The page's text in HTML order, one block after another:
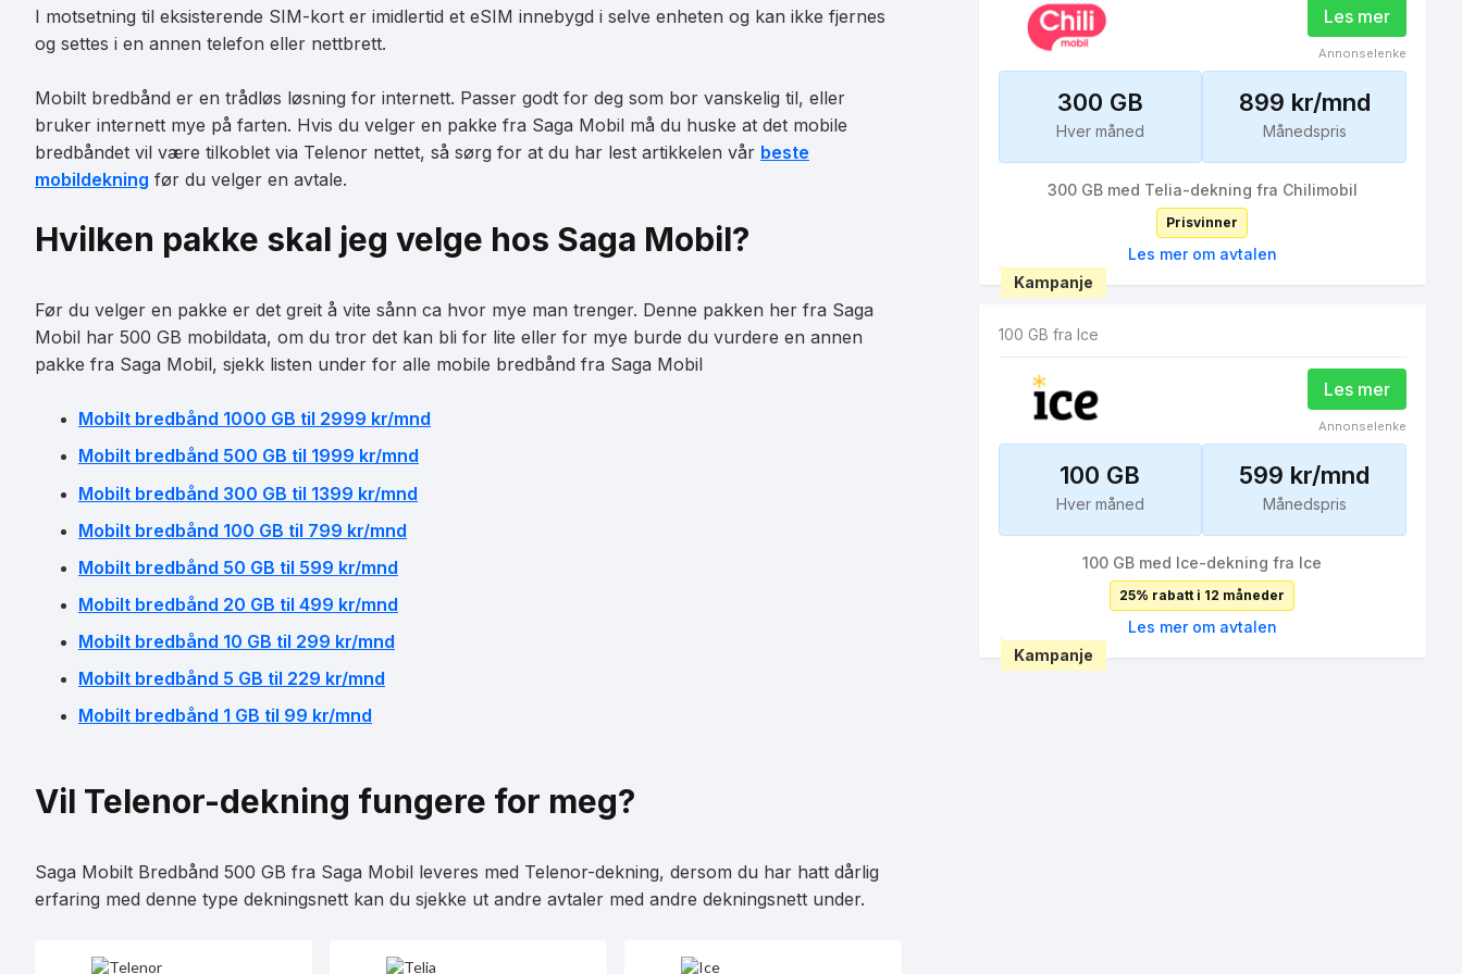
I motsetning til eksisterende SIM-kort er imidlertid et eSIM innebygd i selve enheten og kan ikke fjernes
og settes i en annen telefon eller nettbrett.
Mobilt bredbånd er en trådløs løsning for internett. Passer godt for deg som bor vanskelig til, eller
bruker internett mye på farten. Hvis du velger en pakke fra Saga Mobil må du huske at det mobile
bredbåndet vil være tilkoblet via Telenor nettet, så sørg for at du har lest artikkelen vår beste
mobildekning før du velger en avtale.
Hvilken pakke skal jeg velge hos Saga Mobil?
Før du velger en pakke er det greit å vite sånn ca hvor mye man trenger. Denne pakken her fra Saga
Mobil har 500 GB mobildata, om du tror det kan bli for lite eller for mye burde du vurdere en annen
pakke fra Saga Mobil, sjekk listen under for alle mobile bredbånd fra Saga Mobil
Mobilt bredbånd 1000 GB til 2999 kr/mnd
Mobilt bredbånd 500 GB til 1999 kr/mnd
Mobilt bredbånd 300 GB til 1399 kr/mnd
Mobilt bredbånd 100 GB til 799 kr/mnd
Mobilt bredbånd 50 GB til 599 kr/mnd
Mobilt bredbånd 20 GB til 499 kr/mnd
Mobilt bredbånd 10 GB til 299 kr/mnd
Mobilt bredbånd 5 GB til 229 kr/mnd
Mobilt bredbånd 1 GB til 99 kr/mnd
Vil Telenor-dekning fungere for meg?
Saga Mobilt Bredbånd 500 GB fra Saga Mobil leveres med Telenor-dekning, dersom du har hatt dårlig
erfaring med denne type dekningsnett kan du sjekke ut andre avtaler med andre dekningsnett under.
Les mer
Annonselenke
300 GB
Hver måned
899 kr/mnd
Månedspris
300 GB med Telia-dekning fra Chilimobil
Prisvinner
Les mer om avtalen
Kampanje
100 GB fra Ice
Les mer
Annonselenke
100 GB
Hver måned
599 kr/mnd
Månedspris
100 GB med Ice-dekning fra Ice
25% rabatt i 12 måneder
Les mer om avtalen
Kampanje